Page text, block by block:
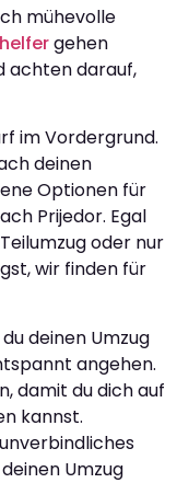
mühevolle
gehen
achten darauf,
im Vordergrund.
deinen
Optionen für
Prijedor. Egal
oder nur
wir finden für
deinen Umzug
angehen.
damit du dich auf
kannst.
Umzug